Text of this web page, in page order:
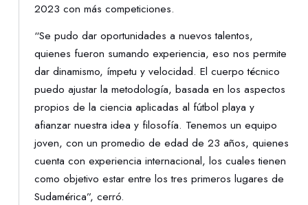
2023 con más competiciones.
“Se pudo dar oportunidades a nuevos talentos,
quienes fueron sumando experiencia, eso nos permite
dar dinamismo, ímpetu y velocidad. El cuerpo técnico
puedo ajustar la metodología, basada en los aspectos
propios de la ciencia aplicadas al fútbol playa y
afianzar nuestra idea y filosofía. Tenemos un equipo
joven, con un promedio de edad de 23 años, quienes
cuenta con experiencia internacional, los cuales tienen
como objetivo estar entre los tres primeros lugares de
Sudamérica”, cerró.